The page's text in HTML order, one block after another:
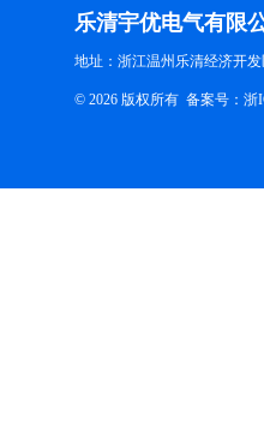
乐清宇优电气有限
地址：浙江温州乐清经济开
© 2026 版权所有 备案号：浙